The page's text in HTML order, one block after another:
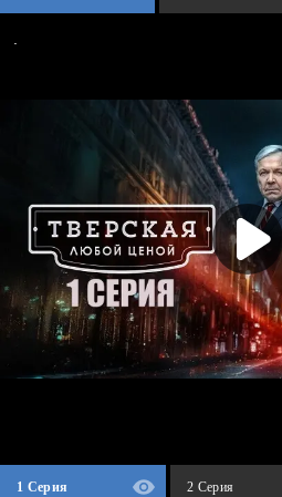
1 Серия 2 Серия